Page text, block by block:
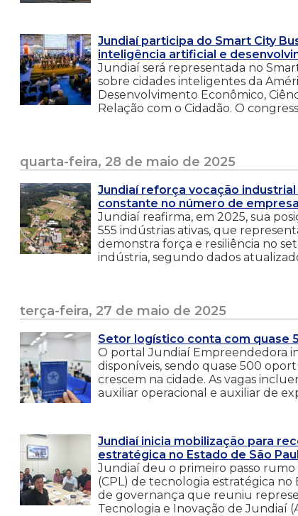
Jundiaí participa do Smart City
inteligência artificial e
Jundiaí será representada no
sobre cidades inteligentes da
Desenvolvimento Econômico,
Relação com o Cidadão. O
quarta-feira, 28 de maio de 2025
Jundiaí reforça vocação
constante no número de
Jundiaí reafirma, em 2025, sua
555 indústrias ativas, que
demonstra força e resiliência no
indústria, segundo dados
terça-feira, 27 de maio de 2025
Setor logístico conta com quase
O portal Jundiaí Empreendedora
disponíveis, sendo quase 500
crescem na cidade. As vagas
auxiliar operacional e auxiliar de
Jundiaí inicia mobilização para
estratégica no Estado de São
Jundiaí deu o primeiro passo
(CPL) de tecnologia estratégica no
de governança que reuniu
Tecnologia e Inovação de Jundiaí